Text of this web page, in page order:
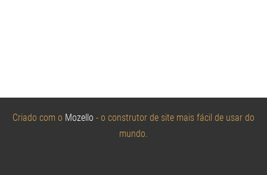
Criado com o Mozello - o construtor de site mais fácil de usar do
mundo.